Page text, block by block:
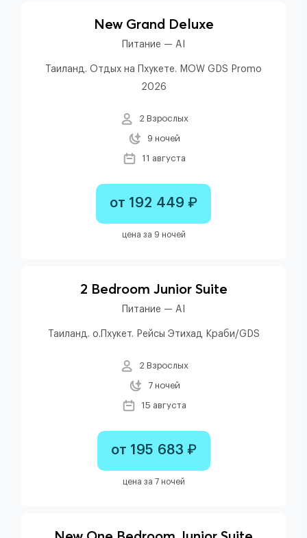
New Grand Deluxe
Питание — AI
Таиланд. Отдых на Пхукете. MOW GDS Promo
2026
2 Взрослых
9 ночей
11 августа
от 192 449 ₽
цена за 9 ночей
2 Bedroom Junior Suite
Питание — AI
Таиланд. о.Пхукет. Рейсы Этихад Краби/GDS
2 Взрослых
7 ночей
15 августа
от 195 683 ₽
цена за 7 ночей